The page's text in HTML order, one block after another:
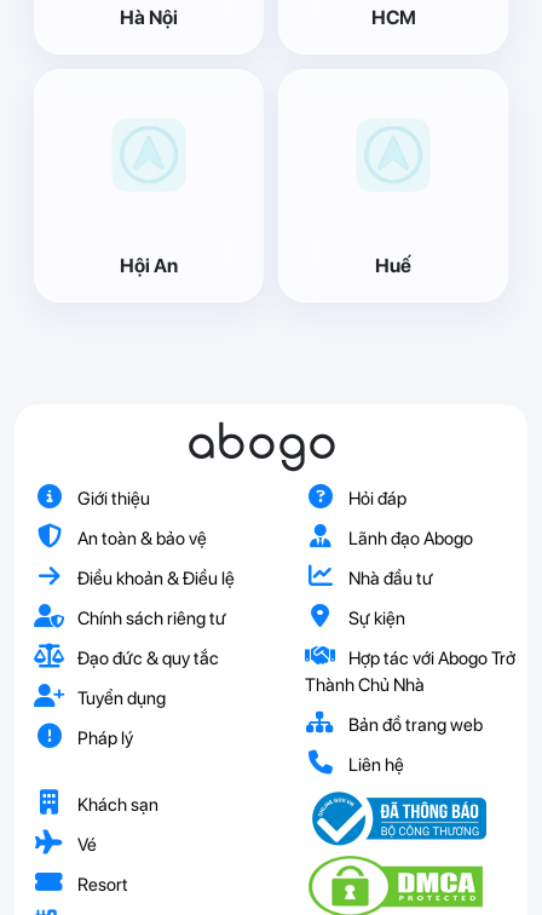
Hà Nội HCM
Hội An Huế
abogo
Giới thiệu
An toàn & bảo vệ
Điều khoản & Điều lệ
Chính sách riêng tư
Đạo đức & quy tắc
Tuyển dụng
Pháp lý
Hỏi đáp
Lãnh đạo Abogo
Nhà đầu tư
Sự kiện
Hợp tác với Abogo Trở
Thành Chủ Nhà
Bản đồ trang web
Liên hệ
Khách sạn
Vé
Resort